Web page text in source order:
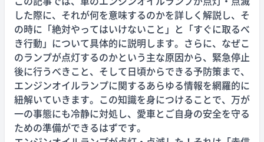
した際に、それが何を意味するのかを詳しく解説し、そ
の時に「絶対やってはいけないこと」と「すぐに取るべ
き行動」について具体的に説明します。さらに、なぜこ
のランプが点灯するのかという主な原因から、緊急停止
後に行うべきこと、そして日頃からできる予防策まで、
エンジンオイルランプに関するあらゆる情報を網羅的に
紐解いていきます。この知識を身につけることで、万が
一の事態にも冷静に対処し、愛車とご自身の安全を守る
ための準備ができるはずです。